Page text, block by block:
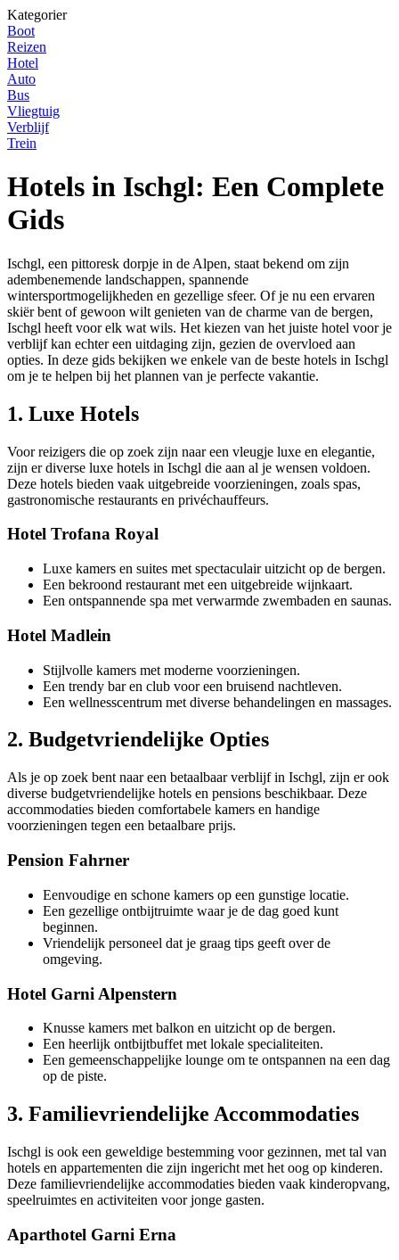
Kategorier
Boot
Reizen
Hotel
Auto
Bus
Vliegtuig
Verblijf
Trein
Hotels in Ischgl: Een Complete
Gids
Ischgl, een pittoresk dorpje in de Alpen, staat bekend om zijn
adembenemende landschappen, spannende
wintersportmogelijkheden en gezellige sfeer. Of je nu een ervaren
skiër bent of gewoon wilt genieten van de charme van de bergen,
Ischgl heeft voor elk wat wils. Het kiezen van het juiste hotel voor je
verblijf kan echter een uitdaging zijn, gezien de overvloed aan
opties. In deze gids bekijken we enkele van de beste hotels in Ischgl
om je te helpen bij het plannen van je perfecte vakantie.
1. Luxe Hotels
Voor reizigers die op zoek zijn naar een vleugje luxe en elegantie,
zijn er diverse luxe hotels in Ischgl die aan al je wensen voldoen.
Deze hotels bieden vaak uitgebreide voorzieningen, zoals spas,
gastronomische restaurants en privéchauffeurs.
Hotel Trofana Royal
Luxe kamers en suites met spectaculair uitzicht op de bergen.
Een bekroond restaurant met een uitgebreide wijnkaart.
Een ontspannende spa met verwarmde zwembaden en saunas.
Hotel Madlein
Stijlvolle kamers met moderne voorzieningen.
Een trendy bar en club voor een bruisend nachtleven.
Een wellnesscentrum met diverse behandelingen en massages.
2. Budgetvriendelijke Opties
Als je op zoek bent naar een betaalbaar verblijf in Ischgl, zijn er ook
diverse budgetvriendelijke hotels en pensions beschikbaar. Deze
accommodaties bieden comfortabele kamers en handige
voorzieningen tegen een betaalbare prijs.
Pension Fahrner
Eenvoudige en schone kamers op een gunstige locatie.
Een gezellige ontbijtruimte waar je de dag goed kunt
beginnen.
Vriendelijk personeel dat je graag tips geeft over de
omgeving.
Hotel Garni Alpenstern
Knusse kamers met balkon en uitzicht op de bergen.
Een heerlijk ontbijtbuffet met lokale specialiteiten.
Een gemeenschappelijke lounge om te ontspannen na een dag
op de piste.
3. Familievriendelijke Accommodaties
Ischgl is ook een geweldige bestemming voor gezinnen, met tal van
hotels en appartementen die zijn ingericht met het oog op kinderen.
Deze familievriendelijke accommodaties bieden vaak kinderopvang,
speelruimtes en activiteiten voor jonge gasten.
Aparthotel Garni Erna